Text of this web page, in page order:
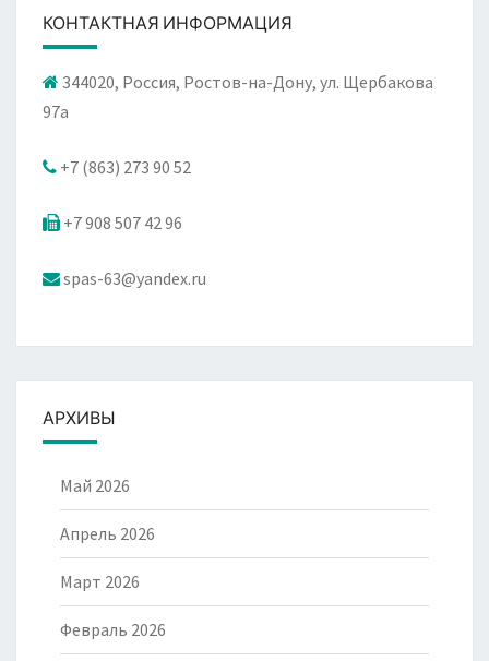
КОНТАКТНАЯ ИНФОРМАЦИЯ
344020, Россия, Ростов-на-Дону, ул. Щербакова
97а
+7 (863) 273 90 52
+7 908 507 42 96
spas-63@yandex.ru
АРХИВЫ
Май 2026
Апрель 2026
Март 2026
Февраль 2026